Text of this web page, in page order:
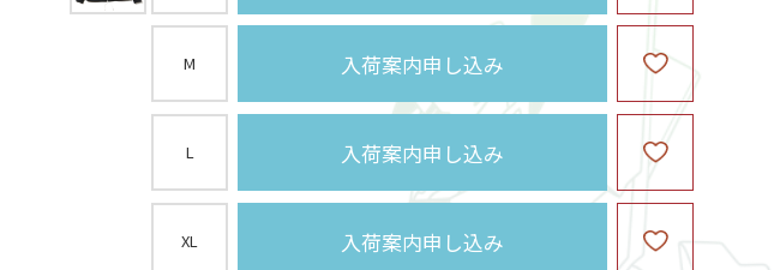
M 入荷案内申し込み
L 入荷案内申し込み
XL 入荷案内申し込み